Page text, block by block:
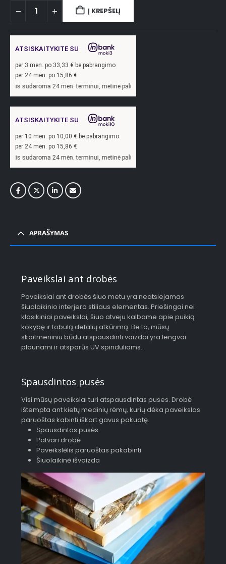
Į KREPŠELĮ
ATSISKAITYKITE SU
per 3 mėn. po 33,33 € be pabrangimo
per 24 mėn. po 15,86 €
24 mėn. terminui, metinė palūkanų norma – 13,9
ATSISKAITYKITE SU
per 10 mėn. po 10,00 € be pabrangimo
per 24 mėn. po 15,86 €
24 mėn. terminui, metinė palūkanų norma – 13,9
APRAŠYMAS
Paveikslai ant drobės
Paveikslai ant drobės šiuo metu yra neatsiejamas
šiuolaikinio interjero stiliaus elementas. Priešingai nei
klasikiniai paveikslai, šiuo atveju kalbame apie puikią
kokybę ir tobulą detalių atkūrimą. Be to, mūsų
skaitmeniniu būdu atspausdinti vaizdai yra lengvai
plaunami ir atsparūs UV spinduliams.
Spausdintos pusės
Visi mūsų paveikslai turi atspausdintas puses. Drobė
ištempta ant kietų medinių rėmų, kurių dėka paveikslas
paruoštas kabinti iškart gavus pakuotę.
Spausdintos pusės
Patvari drobė
Paveikslėlis paruoštas pakabinti
Šiuolaikinė išvaizda